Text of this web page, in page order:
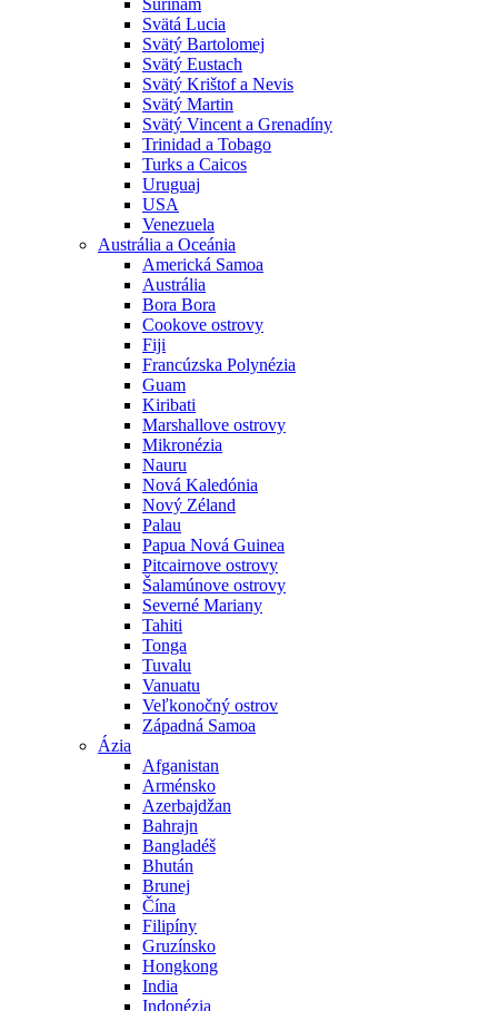
Surinam
Svätá Lucia
Svätý Bartolomej
Svätý Eustach
Svätý Krištof a Nevis
Svätý Martin
Svätý Vincent a Grenadíny
Trinidad a Tobago
Turks a Caicos
Uruguaj
USA
Venezuela
Austrália a Oceánia
Americká Samoa
Austrália
Bora Bora
Cookove ostrovy
Fiji
Francúzska Polynézia
Guam
Kiribati
Marshallove ostrovy
Mikronézia
Nauru
Nová Kaledónia
Nový Zéland
Palau
Papua Nová Guinea
Pitcairnove ostrovy
Šalamúnove ostrovy
Severné Mariany
Tahiti
Tonga
Tuvalu
Vanuatu
Veľkonočný ostrov
Západná Samoa
Ázia
Afganistan
Arménsko
Azerbajdžan
Bahrajn
Bangladéš
Bhután
Brunej
Čína
Filipíny
Gruzínsko
Hongkong
India
Indonézia